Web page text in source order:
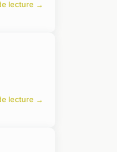
lecture →
lecture →